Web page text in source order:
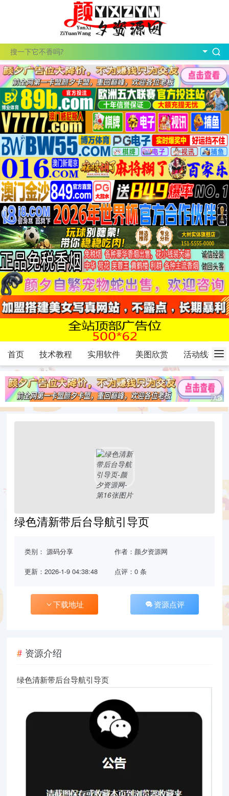
首页 技术教程 实用软件 美图欣赏 活动线报
绿色清新带后台导航引导页
类别：源码分享 作者：颜夕资源网
更新：2026-1-9 04:38:48 点评：0 条
下载地址 资源点评
资源介绍
绿色清新带后台导航引导页